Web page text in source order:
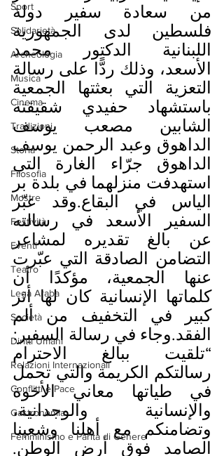
Sport
Solidarietà
Archeologia
Musica
Cinema
Tradizioni
Storia
Filosofia
Mostre
Festività
Eventi
Teatro
Lega Araba
Società
Diritti Umani
Relazioni Internazionali
Conflitti e Pace
Gastronomia
Femminismo e Parità di Genere
من سعادة سفير دولة
فلسطين لدى الجمهورية
اللبنانية الدكتور محمد
التعزية التي بعثتها الجمعية
باستشهاد حفيدي شقيقته
الشابين مصعب يوسف
الداهوق وعبد الرحمن يوسف
استهدفت منزلهما في بلدة بر
الياس في البقاع.وقد عبّر
السفير الأسعد في رسالته
عن بالغ تقديره لمشاعر
كلماتها الإنسانية كان لها أثر
كبير في التخفيف من ألم
الفقد.وجاء في رسالة السفير:
رسالتكم الكريمة والتي تحمل
في طياتها معاني الأخوة
والإنسانية والوجدانية،
وتضامنكم مع أهلنا وشعبنا